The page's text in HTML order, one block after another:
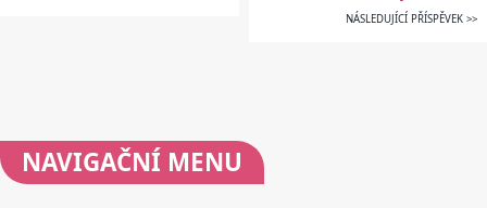
NÁSLEDUJÍCÍ PŘÍSPĚVEK >>
NAVIGAČNÍ MENU